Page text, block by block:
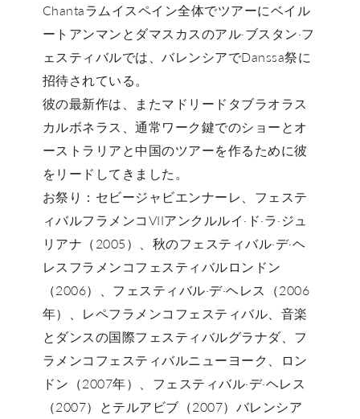
Chantaラムイスペイン全体でツアーにベイル
ートアンマンとダマスカスのアル·ブスタン·フ
ェスティバルでは、バレンシアでDanssa祭に
招待されている。
彼の最新作は、またマドリードタブラオラス
カルボネラス、通常ワーク鍵でのショーとオ
ーストラリアと中国のツアーを作るために彼
をリードしてきました。
お祭り：セビージャビエンナーレ、フェステ
ィバルフラメンコVIIアンクルルイ·ド·ラ·ジュ
リアナ（2005）、秋のフェスティバル·デ·ヘ
レスフラメンコフェスティバルロンドン
（2006）、フェスティバル·デ·ヘレス（2006
年）、レペフラメンコフェスティバル、音楽
とダンスの国際フェスティバルグラナダ、フ
ラメンコフェスティバルニューヨーク、ロン
ドン（2007年）、フェスティバル·デ·ヘレス
（2007）とテルアビブ（2007）バレンシア